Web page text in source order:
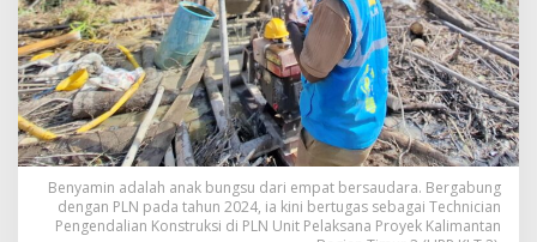
Benyamin adalah anak bungsu dari empat bersaudara. Bergabung
dengan PLN pada tahun 2024, ia kini bertugas sebagai Technician
Pengendalian Konstruksi di PLN Unit Pelaksana Proyek Kalimantan